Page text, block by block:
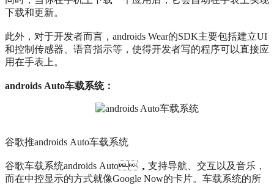
下载和更新。
此外，对于开发者而言，androids Wear的SDK主要包括建立UI
和控制传感器、语音指示等，使得开发者写的程序可以直接应
用在手表上。
androids Auto车载系统：
谷歌推androids Auto车载系统
谷歌车载系统androids Auto，支持导航、交互以及音乐，
而在中控显示的方式就像Google Now的卡片。车载系统的所